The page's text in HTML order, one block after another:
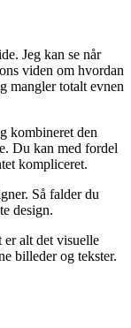
Jeg kan se når
viden om hvordan
mangler totalt evnen
kombineret den
Du kan med fordel
kompliceret.
Så falder du
design.
er alt det visuelle
billeder og tekster.